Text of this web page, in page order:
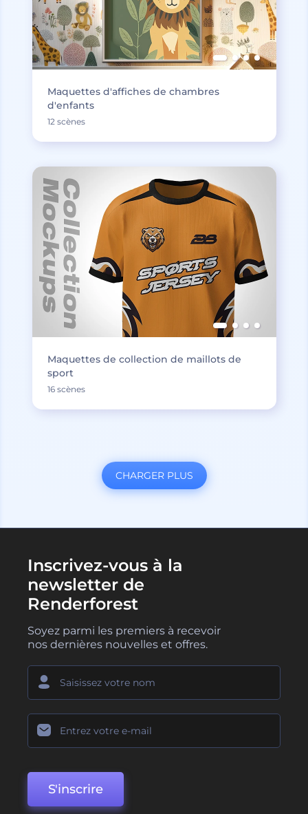
Maquettes d'affiches de chambres
d'enfants
12 scènes
Maquettes de collection de maillots de
sport
16 scènes
CHARGER PLUS
Inscrivez-vous à la
newsletter de
Renderforest
Soyez parmi les premiers à recevoir
nos dernières nouvelles et offres.
S'inscrire